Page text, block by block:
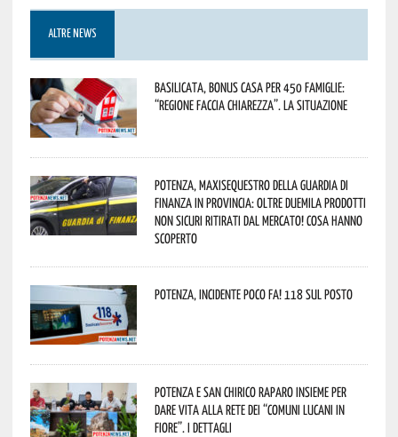
ALTRE NEWS
Basilicata, Bonus casa per 450 famiglie:
“Regione faccia chiarezza”. La situazione
Potenza, maxisequestro della Guardia di
Finanza in provincia: oltre duemila prodotti
non sicuri ritirati dal mercato! Cosa hanno
scoperto
Potenza, incidente poco fa! 118 sul posto
Potenza e San Chirico Raparo insieme per
dare vita alla rete dei “Comuni Lucani in
Fiore”. I dettagli